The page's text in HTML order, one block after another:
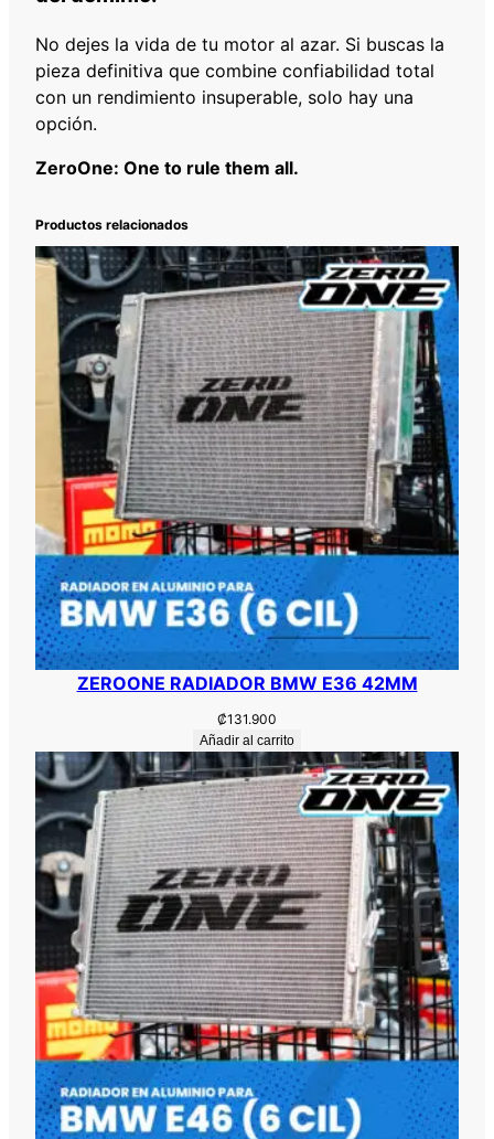
No dejes la vida de tu motor al azar. Si buscas la
pieza definitiva que combine confiabilidad total
con un rendimiento insuperable, solo hay una
opción.
ZeroOne: One to rule them all.
Productos relacionados
ZEROONE RADIADOR BMW E36 42MM
₡131.900
Añadir al carrito